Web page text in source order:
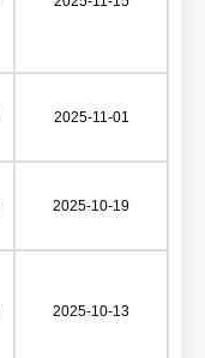
2025-11-01
2025-10-19
2025-10-13